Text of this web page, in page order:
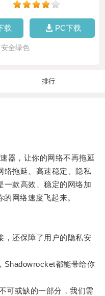
载 PC下载
全绿色
排行
，让你的网络不再拖延
络拖延、高速稳定、隐私
一款高效、稳定的网络加
网络速度飞起来。
还保障了用户的隐私安
都能带给你
或缺的一部分，我们需